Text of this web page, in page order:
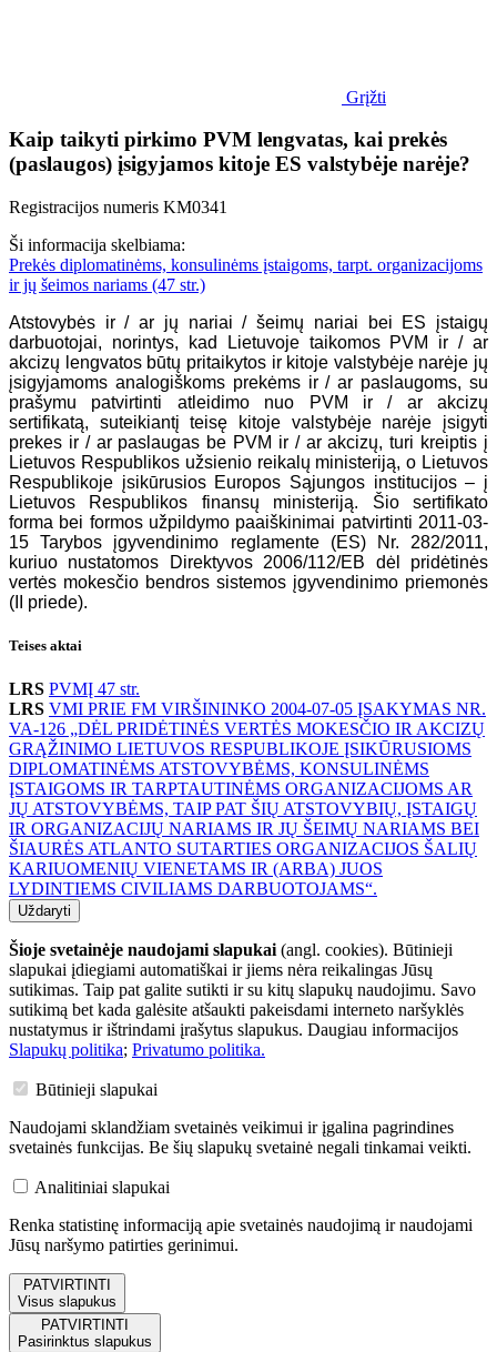
Grįžti
Kaip taikyti pirkimo PVM lengvatas, kai prekės
(paslaugos) įsigyjamos kitoje ES valstybėje narėje?
Registracijos numeris KM0341
Ši informacija skelbiama:
Prekės diplomatinėms, konsulinėms įstaigoms, tarpt. organizacijoms
ir jų šeimos nariams (47 str.)
Atstovybės ir / ar jų nariai / šeimų nariai bei ES įstaigų
darbuotojai, norintys, kad Lietuvoje taikomos PVM ir / ar
akcizų lengvatos būtų pritaikytos ir kitoje valstybėje narėje jų
įsigyjamoms analogiškoms prekėms ir / ar paslaugoms, su
prašymu patvirtinti atleidimo nuo PVM ir / ar akcizų
sertifikatą, suteikiantį teisę kitoje valstybėje narėje įsigyti
prekes ir / ar paslaugas be PVM ir / ar akcizų, turi kreiptis į
Lietuvos Respublikos užsienio reikalų ministeriją, o Lietuvos
Respublikoje įsikūrusios Europos Sąjungos institucijos – į
Lietuvos Respublikos finansų ministeriją. Šio sertifikato
forma bei formos užpildymo paaiškinimai patvirtinti 2011-03-
15 Tarybos įgyvendinimo reglamente (ES) Nr. 282/2011,
kuriuo nustatomos Direktyvos 2006/112/EB dėl pridėtinės
vertės mokesčio bendros sistemos įgyvendinimo priemonės
(II priede).
Teises aktai
LRS PVMĮ 47 str.
LRS VMI PRIE FM VIRŠININKO 2004-07-05 ĮSAKYMAS NR.
VA-126 „DĖL PRIDĖTINĖS VERTĖS MOKESČIO IR AKCIZŲ
GRĄŽINIMO LIETUVOS RESPUBLIKOJE ĮSIKŪRUSIOMS
DIPLOMATINĖMS ATSTOVYBĖMS, KONSULINĖMS
ĮSTAIGOMS IR TARPTAUTINĖMS ORGANIZACIJOMS AR
JŲ ATSTOVYBĖMS, TAIP PAT ŠIŲ ATSTOVYBIŲ, ĮSTAIGŲ
IR ORGANIZACIJŲ NARIAMS IR JŲ ŠEIMŲ NARIAMS BEI
ŠIAURĖS ATLANTO SUTARTIES ORGANIZACIJOS ŠALIŲ
KARIUOMENIŲ VIENETAMS IR (ARBA) JUOS
LYDINTIEMS CIVILIAMS DARBUOTOJAMS“.
Uždaryti
Šioje svetainėje naudojami slapukai(angl. cookies). Būtinieji
slapukai įdiegiami automatiškai ir jiems nėra reikalingas Jūsų
sutikimas. Taip pat galite sutikti ir su kitų slapukų naudojimu. Savo
sutikimą bet kada galėsite atšaukti pakeisdami interneto naršyklės
nustatymus ir ištrindami įrašytus slapukus. Daugiau informacijos
Slapukų politika; Privatumo politika.
Būtinieji slapukai
Naudojami sklandžiam svetainės veikimui ir įgalina pagrindines
svetainės funkcijas. Be šių slapukų svetainė negali tinkamai veikti.
Analitiniai slapukai
Renka statistinę informaciją apie svetainės naudojimą ir naudojami
Jūsų naršymo patirties gerinimui.
PATVIRTINTI
Visus slapukus
PATVIRTINTI
Pasirinktus slapukus